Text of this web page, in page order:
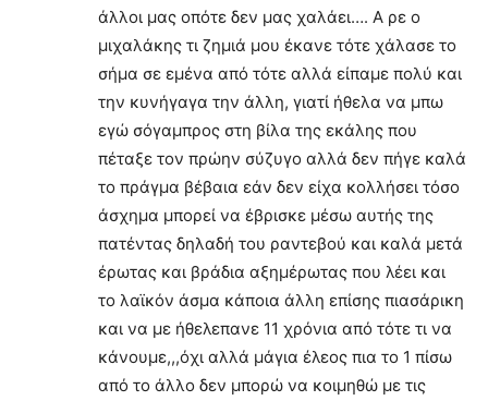
άλλοι μας οπότε δεν μας χαλάει…. Α ρε ο
μιχαλάκης τι ζημιά μου έκανε τότε χάλασε το
σήμα σε εμένα από τότε αλλά είπαμε πολύ και
την κυνήγαγα την άλλη, γιατί ήθελα να μπω
εγώ σόγαμπρος στη βίλα της εκάλης που
πέταξε τον πρώην σύζυγο αλλά δεν πήγε καλά
το πράγμα βέβαια εάν δεν είχα κολλήσει τόσο
άσχημα μπορεί να έβρισκε μέσω αυτής της
πατέντας δηλαδή του ραντεβού και καλά μετά
έρωτας και βράδια αξημέρωτας που λέει και
το λαϊκόν άσμα κάποια άλλη επίσης πιασάρικη
και να με ήθελεπανε 11 χρόνια από τότε τι να
κάνουμε,,,όχι αλλά μάγια έλεος πια το 1 πίσω
από το άλλο δεν μπορώ να κοιμηθώ με τις